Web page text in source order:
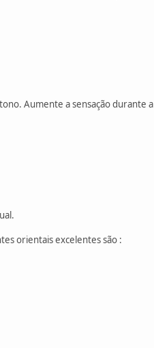
Aumente a sensação durante a
orientais excelentes são :